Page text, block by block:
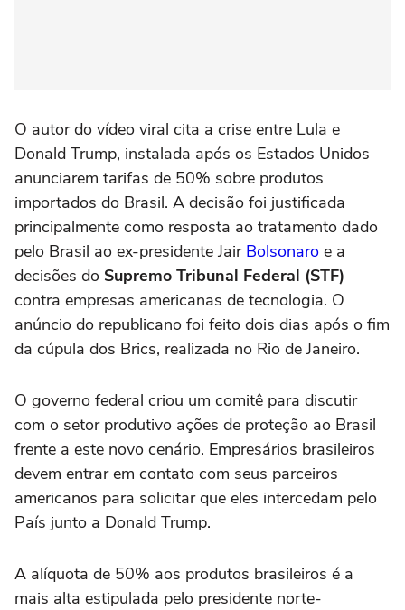
O autor do vídeo viral cita a crise entre Lula e
Donald Trump, instalada após os Estados Unidos
anunciarem tarifas de 50% sobre produtos
importados do Brasil. A decisão foi justificada
principalmente como resposta ao tratamento dado
pelo Brasil ao ex-presidente Jair Bolsonaro e a
decisões do Supremo Tribunal Federal (STF)
contra empresas americanas de tecnologia. O
anúncio do republicano foi feito dois dias após o fim
da cúpula dos Brics, realizada no Rio de Janeiro.
O governo federal criou um comitê para discutir
com o setor produtivo ações de proteção ao Brasil
frente a este novo cenário. Empresários brasileiros
devem entrar em contato com seus parceiros
americanos para solicitar que eles intercedam pelo
País junto a Donald Trump.
A alíquota de 50% aos produtos brasileiros é a
mais alta estipulada pelo presidente norte-